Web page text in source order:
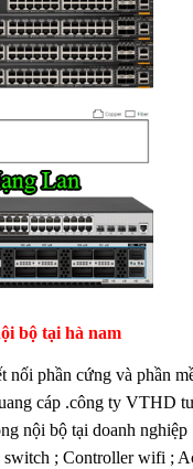
bộ tại hà nam
nối phần cứng và phần
cáp .công ty VTHD
nội bộ tại doanh
; Controller wifi ;